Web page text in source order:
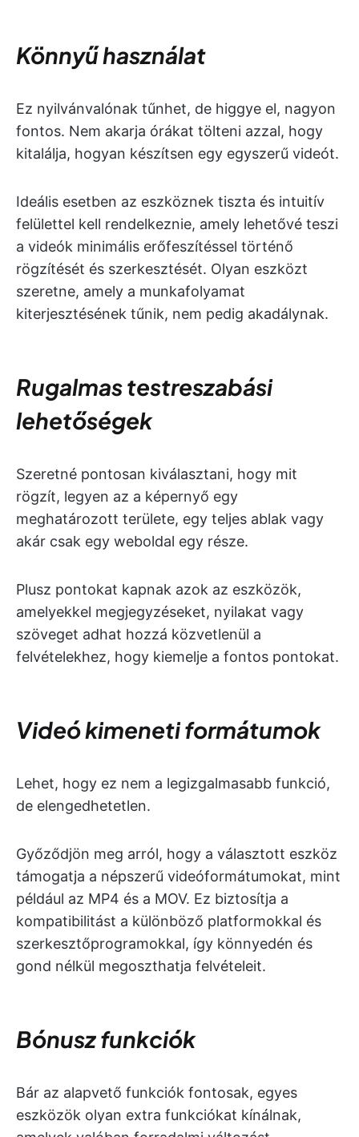
Könnyű használat
Ez nyilvánvalónak tűnhet, de higgye el, nagyon
fontos. Nem akarja órákat tölteni azzal, hogy
kitalálja, hogyan készítsen egy egyszerű videót.
Ideális esetben az eszköznek tiszta és intuitív
felülettel kell rendelkeznie, amely lehetővé teszi
a videók minimális erőfeszítéssel történő
rögzítését és szerkesztését. Olyan eszközt
szeretne, amely a munkafolyamat
kiterjesztésének tűnik, nem pedig akadálynak.
Rugalmas testreszabási
lehetőségek
Szeretné pontosan kiválasztani, hogy mit
rögzít, legyen az a képernyő egy
meghatározott területe, egy teljes ablak vagy
akár csak egy weboldal egy része.
Plusz pontokat kapnak azok az eszközök,
amelyekkel megjegyzéseket, nyilakat vagy
szöveget adhat hozzá közvetlenül a
felvételekhez, hogy kiemelje a fontos pontokat.
Videó kimeneti formátumok
Lehet, hogy ez nem a legizgalmasabb funkció,
de elengedhetetlen.
Győződjön meg arról, hogy a választott eszköz
támogatja a népszerű videóformátumokat, mint
például az MP4 és a MOV. Ez biztosítja a
kompatibilitást a különböző platformokkal és
szerkesztőprogramokkal, így könnyedén és
gond nélkül megoszthatja felvételeit.
Bónusz funkciók
Bár az alapvető funkciók fontosak, egyes
eszközök olyan extra funkciókat kínálnak,